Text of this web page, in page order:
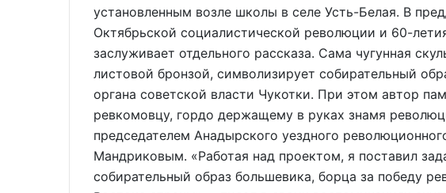
установленным возле школы в селе Усть-Белая. В
Октябрьской социалистической революции и 60-
заслуживает отдельного рассказа. Сама чугунная
листовой бронзой, символизирует собирательный
органа советской власти Чукотки. При этом автор
ревкомовцу, гордо держащему в руках знамя
председателем Анадырского уездного
Мандриковым. «Работая над проектом, я поставил
собирательный образ большевика, борца за победу